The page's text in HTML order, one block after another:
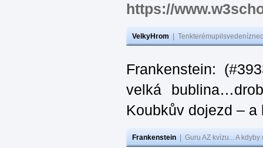
https://
VelkyHrom
Frankenstein:
velká
Koubkův dojezd –
Frankenstein Guru AZ kvízu... A